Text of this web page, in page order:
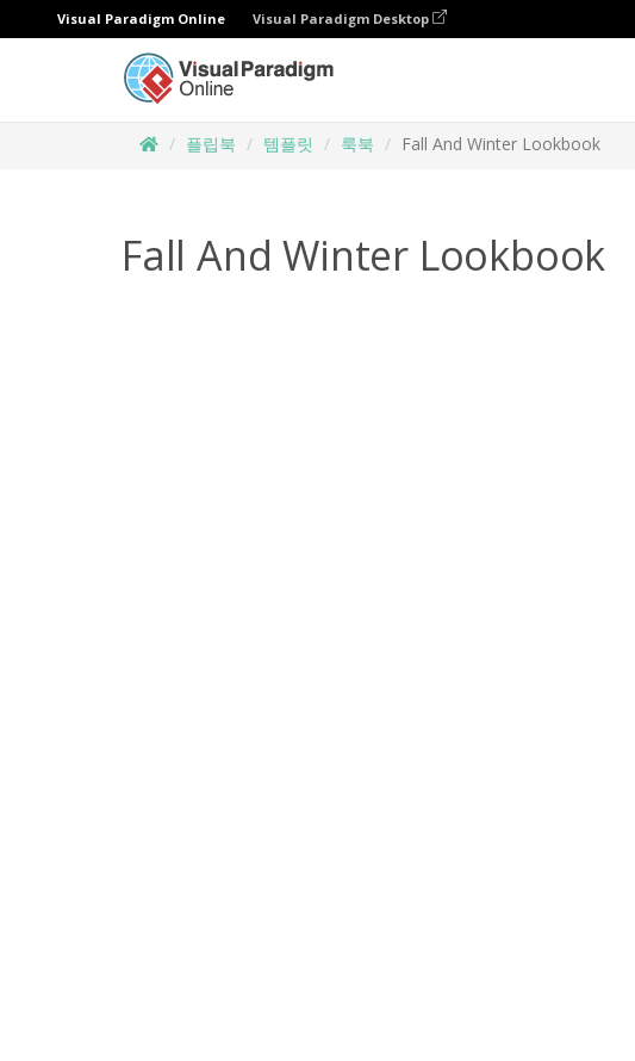
Visual Paradigm Online Visual Paradigm Desktop
플립북 템플릿 룩북 Fall And Winter Lookbook
Fall And Winter Lookbook